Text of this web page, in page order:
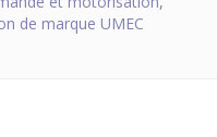
de marque UMEC